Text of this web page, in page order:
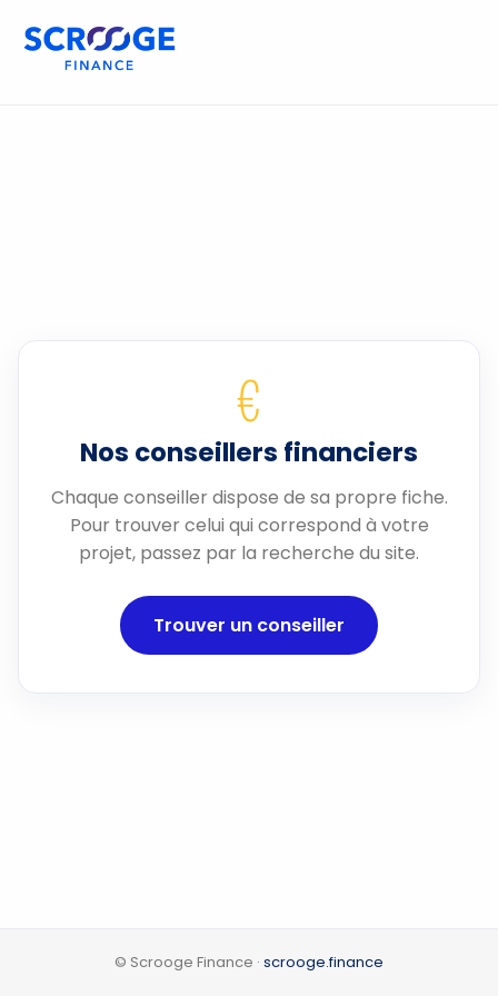
€
Nos conseillers financiers
Chaque conseiller dispose de sa propre fiche.
Pour trouver celui qui correspond à votre
projet, passez par la recherche du site.
Trouver un conseiller
© Scrooge Finance · scrooge.finance